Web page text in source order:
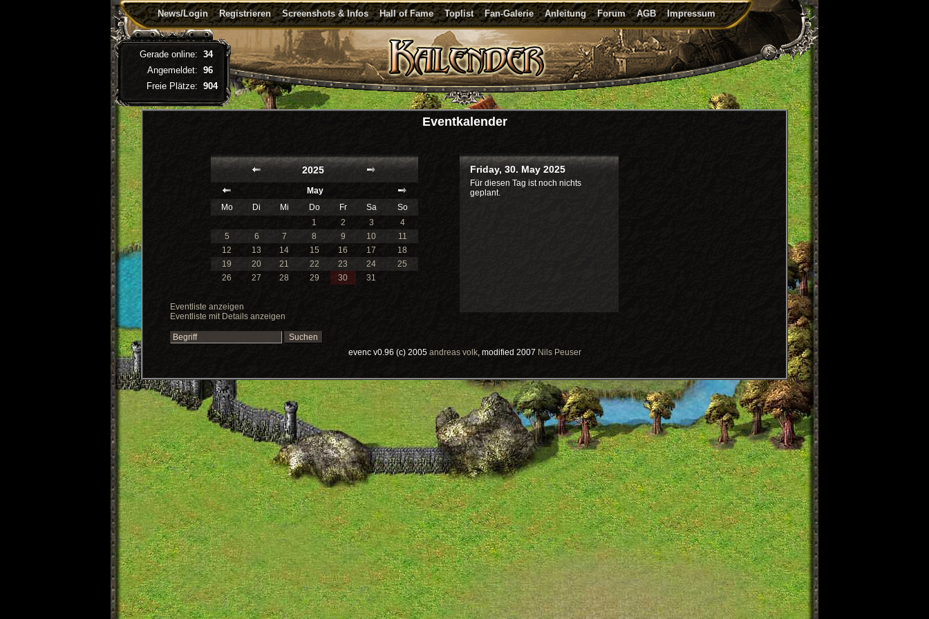
News/Login Registrieren Screenshots & Infos Hall of Fame Toplist Fan-Galerie Anleitung Forum AGB Impressum
Eventkalender
2025
May
Mo
Di Mi Do Fr Sa
So
1
2 3
4
5
6 7 8 9 10
11
12
13 14 15 16 17
18
19
20 21 22 23 24
25
26
27 28 29 30 31
Eventliste anzeigen
Eventliste mit Details anzeigen
Friday, 30. May 2025
Für diesen Tag ist noch nichts
geplant.
evenc v0.96 (c) 2005 andreas volk, modified 2007 Nils Peuser
Gerade online: 34
Angemeldet: 96
Freie Plätze: 904